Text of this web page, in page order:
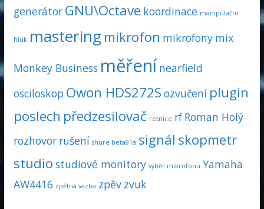
generátor GNU\Octave koordinace manipulační
hluk mastering mikrofon mikrofony mix
Monkey Business měření nearfield
osciloskop Owon HDS272S ozvučení plugin
poslech předzesilovač retnice rf Roman Holý
rozhovor rušení shure beta91a signál skopmetr
studio studiové monitory výběr mikrofonu Yamaha
AW4416 zpětná vazba zpěv zvuk